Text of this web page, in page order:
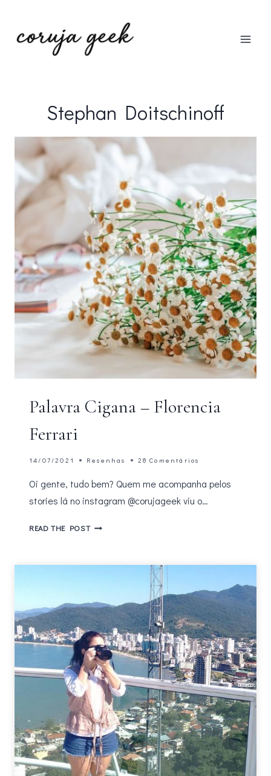
Stephan Doitschinoff
Palavra Cigana – Florencia
Ferrari
14/07/2021 Resenhas 28 Comentários
Oi gente, tudo bem? Quem me acompanha pelos
stories lá no instagram @corujageek viu o…
READ THE POSTPALAVRA
FLORENCIA